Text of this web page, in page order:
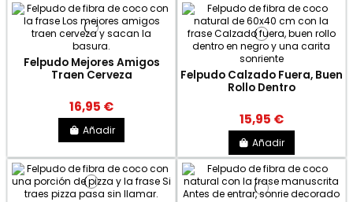
Felpudo Mejores Amigos
Traen Cerveza
16,95 €
Añadir
Felpudo Calzado Fuera, Buen
Rollo Dentro
15,95 €
Añadir